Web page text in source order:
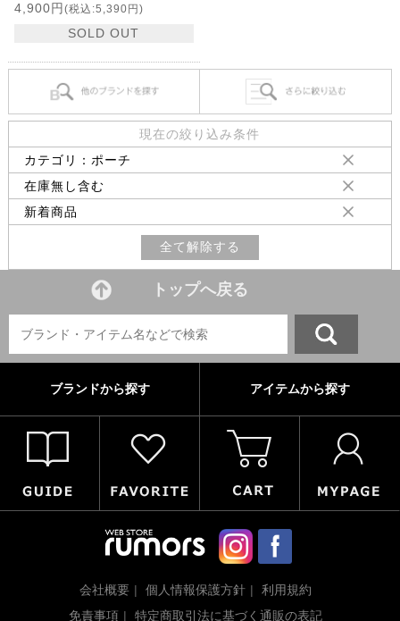
4,900円 (税込:5,390円)
SOLD OUT
現在の絞り込み条件
カテゴリ：ポーチ
在庫無し含む
新着商品
全て解除する
トップへ戻る
ブランドから探す アイテムから探す
会社概要 個人情報保護方針
利用規約
免責事項
特定商取引法に基づく通販の表記